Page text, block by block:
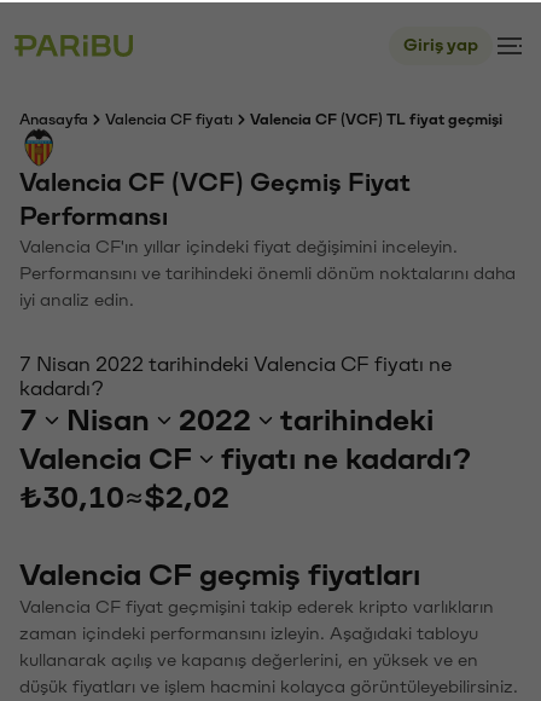
Giriş yap
Anasayfa Valencia CF fiyatı Valencia CF (VCF) TL fiyat geçmişi
Valencia CF (VCF) Geçmiş Fiyat
Performansı
Valencia CF'ın yıllar içindeki fiyat değişimini inceleyin.
Performansını ve tarihindeki önemli dönüm noktalarını daha
iyi analiz edin.
7 Nisan 2022 tarihindeki Valencia CF fiyatı ne
kadardı?
7 Nisan 2022
tarihindeki
Valencia CF
fiyatı ne kadardı?
₺30,10≈$2,02
Valencia CF geçmiş fiyatları
Valencia CF fiyat geçmişini takip ederek kripto varlıkların
zaman içindeki performansını izleyin. Aşağıdaki tabloyu
kullanarak açılış ve kapanış değerlerini, en yüksek ve en
düşük fiyatları ve işlem hacmini kolayca görüntüleyebilirsiniz.